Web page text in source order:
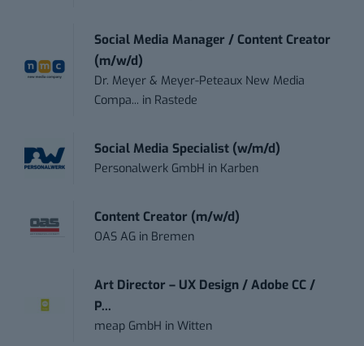
Social Media Manager / Content Creator
(m/w/d)
Dr. Meyer & Meyer-Peteaux New Media
Compa... in Rastede
Social Media Specialist (w/m/d)
Personalwerk GmbH in Karben
Content Creator (m/w/d)
OAS AG in Bremen
Art Director – UX Design / Adobe CC /
P...
meap GmbH inWitten